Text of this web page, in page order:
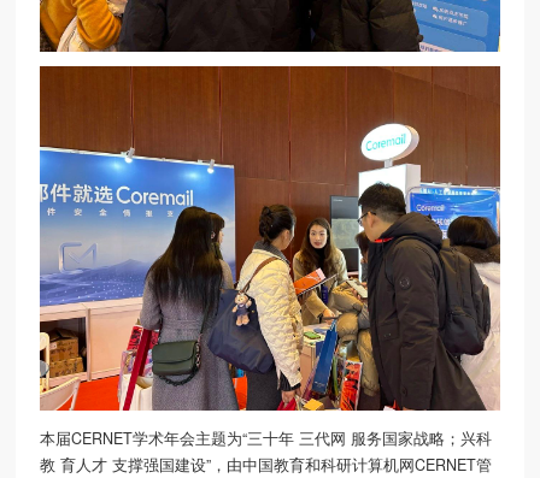
本届CERNET学术年会主题为“三十年 三代网 服务国家战略；兴科
教 育人才 支撑强国建设”，由中国教育和科研计算机网CERNET管